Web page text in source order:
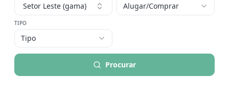
Setor Leste (gama) Alugar/Comprar
TIPO
Tipo
Procurar